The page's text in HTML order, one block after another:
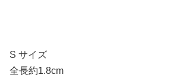
S サイズ
全長約1.8cm